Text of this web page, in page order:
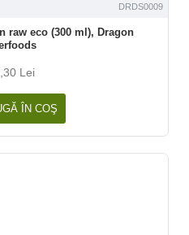
DRDS0009
raw eco (300 ml), Dragon
Lei
ÎN COŞ